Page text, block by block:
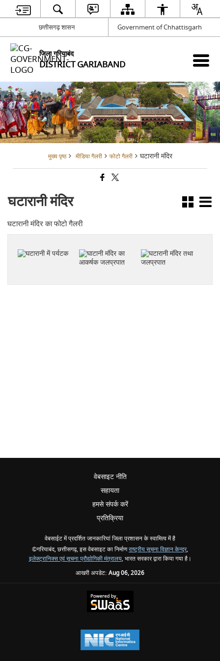
छत्तीसगढ़ शासन Government of Chhattisgarh
जिला गरियाबंद
DISTRICT GARIABAND
मुख्य पृष्ठ मीडिया गैलरी फोटो गैलरी घटारानी मंदिर
घटारानी मंदिर
घटारानी मंदिर का फोटो गैलरी
वेबसाइट नीति
सहायता
हमसे संपर्क करें
प्रतिक्रिया
वेबसाईट में प्रदर्शित जानकारियां जिला प्रशासन के स्वामित्व में है
©गरियाबंद, छत्तीसगढ़, इस वेबसाइट का निर्माणराष्ट्रीय सूचना विज्ञान केन्द्र,
इलेक्ट्रानिक्स एवं सूचना प्रौद्योगिकी मंत्रालय, भारत सरकार द्वारा किया गया है।
आखरी अपडेट: Aug 06, 2026